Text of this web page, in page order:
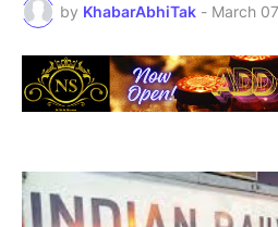
by KhabarAbhiTak - March